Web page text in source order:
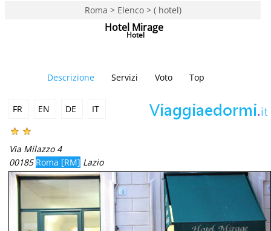
Roma > Elenco > ( hotel)
Hotel Mirage
Hotel
Descrizione Servizi Voto Top
FR EN DE IT
Via Milazzo 4
00185 Roma [RM] Lazio